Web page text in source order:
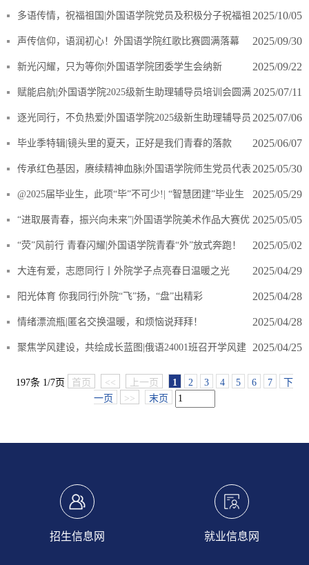
党积极分子第一次培训圆满结束 2025/10/05
多语传情，祝福祖国|外国语学院党员及积极分子祝福祖
国视频展示 2025/09/30
声传信仰，语润初心！外国语学院红歌比赛圆满落幕
2025/09/22
新光闪耀，只为等你|外国语学院团委学生会纳新
2025/07/11
赋能启航|外国语学院2025级新生助理辅导员培训会圆满
结束 2025/07/06
逐光同行，不负热爱|外国语学院2025级新生助理辅导员
选拔工作圆满结束 2025/06/07
毕业季特辑|镜头里的夏天，正好是我们青春的落款
2025/05/30
传承红色基因，赓续精神血脉|外国语学院师生党员代表
与入党积极分子走进大连红星村爱国主义教育基地 2025/05/29
​@2025届毕业生，此项“毕”不可少!| “智慧团建”毕业生
团员团组织关系转接流程指南 2025/05/05
“进取展青春，振兴向未来”|外国语学院美术作品大赛优
秀作品大赏 2025/05/02
“荧”风前行 青春闪耀|外国语学院青春“外”放式奔跑！
2025/04/29
大连有爱，志愿同行丨外院学子点亮春日温暖之光
2025/04/28
阳光体育 你我同行|外院“飞”扬，“盘”出精彩
2025/04/28
情绪漂流瓶|匿名交换温暖，和烦恼说拜拜！
2025/04/25
聚焦学风建设，共绘成长蓝图|俄语24001班召开学风建
197条 1/7页
首页 << 上一页 1 2 3 4 5 6 7
下
一页
>> 末页
招生信息网 就业信息网